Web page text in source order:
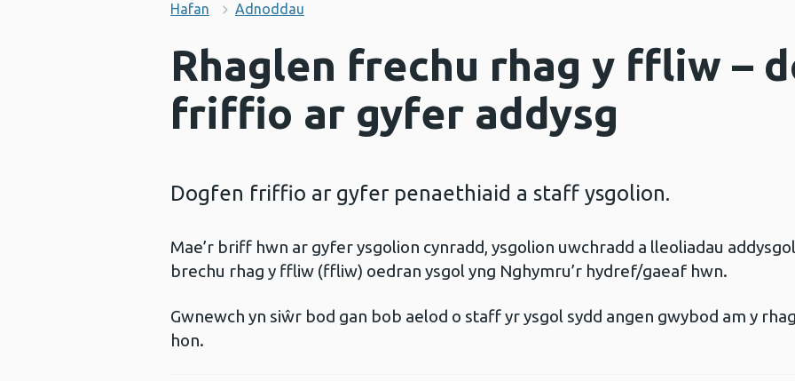
Hafan Adnoddau
Rhaglen frechu rhag y ffliw –
friffio ar gyfer addysg
Dogfen friffio ar gyfer penaethiaid a staff ysgolion.
Mae’r briff hwn ar gyfer ysgolion cynradd, ysgolion uwchradd a lleoliadau
brechu rhag y ffliw (ffliw) oedran ysgol yng Nghymru’r hydref/gaeaf hwn.
Gwnewch yn siŵr bod gan bob aelod o staff yr ysgol sydd angen gwybod am y
hon.